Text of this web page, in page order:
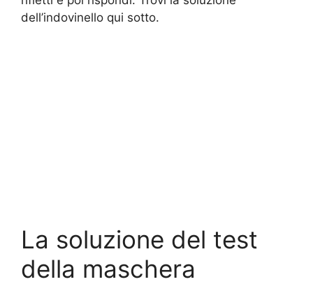
dell’indovinello qui sotto.
La soluzione del test
della maschera